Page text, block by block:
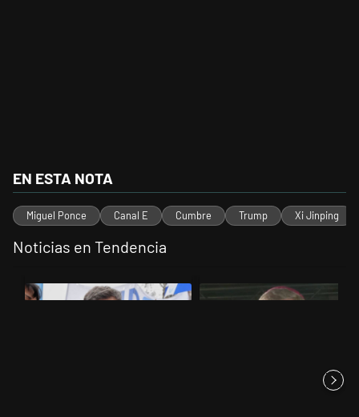
EN ESTA NOTA
Miguel Ponce Canal E Cumbre Trump Xi Jinping
Noticias en Tendencia
Un artículo de tendencia con el título "Kicillof apuntó contra Milei
Un artículo de tendencia con el